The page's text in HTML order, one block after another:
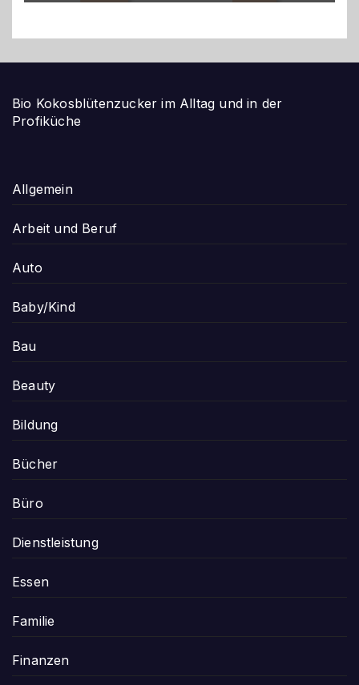
Bio Kokosblütenzucker im Alltag und in der
Profiküche
Allgemein
Arbeit und Beruf
Auto
Baby/Kind
Bau
Beauty
Bildung
Bücher
Büro
Dienstleistung
Essen
Familie
Finanzen